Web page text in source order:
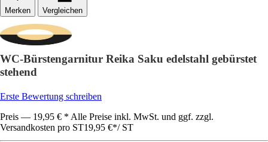
Vergleichen
WC-Bürstengarnitur Reika Saku edelstahl gebürstet
stehend
Erste Bewertung schreiben
Preis — 19,95 € * Alle Preise inkl. MwSt. und ggf. zzgl.
Versandkosten pro ST19,95 €*/ ST